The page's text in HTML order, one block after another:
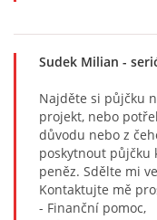
Sudek Milian -
Najděte si půjčku
projekt, nebo
důvodu nebo z
poskytnout půjčku
peněz. Sdělte mi
Kontaktujte mě
- Finanční pomoc,